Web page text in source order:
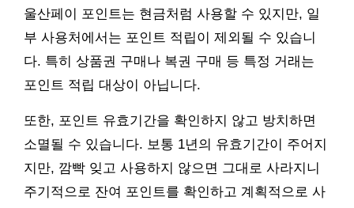
울산페이 포인트는 현금처럼 사용할 수 있지만, 일
부 사용처에서는 포인트 적립이 제외될 수 있습니
다. 특히 상품권 구매나 복권 구매 등 특정 거래는
포인트 적립 대상이 아닙니다.
또한, 포인트 유효기간을 확인하지 않고 방치하면
소멸될 수 있습니다. 보통 1년의 유효기간이 주어지
지만, 깜빡 잊고 사용하지 않으면 그대로 사라지니
주기적으로 잔여 포인트를 확인하고 계획적으로 사